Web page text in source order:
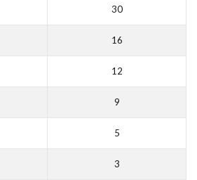
30
16
12
9
5
3